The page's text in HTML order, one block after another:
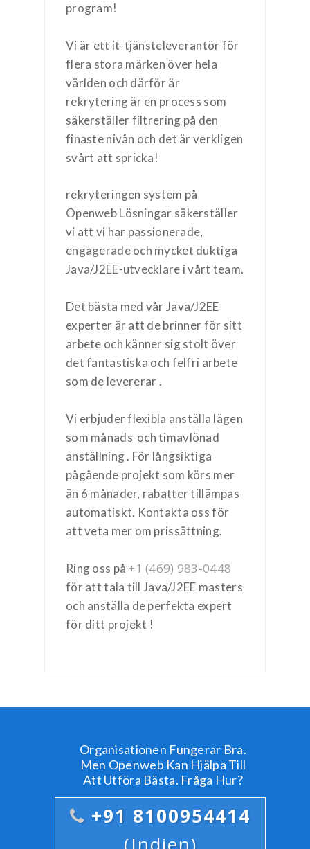
program!
Vi är ett it-tjänsteleverantör för
flera stora märken över hela
världen och därför är
rekrytering är en process som
säkerställer filtrering på den
finaste nivån och det är verkligen
svårt att spricka!
rekryteringen system på
Openweb Lösningar säkerställer
vi att vi har passionerade,
engagerade och mycket duktiga
Java/J2EE-utvecklare i vårt team.
Det bästa med vår Java/J2EE
experter är att de brinner för sitt
arbete och känner sig stolt över
det fantastiska och felfri arbete
som de levererar .
Vi erbjuder flexibla anställa lägen
som månads-och timavlönad
anställning . För långsiktiga
pågående projekt som körs mer
än 6 månader, rabatter tillämpas
automatiskt. Kontakta oss för
att veta mer om prissättning.
Ring oss på +1 (469) 983-0448
för att tala till Java/J2EE masters
och anställa de perfekta expert
för ditt projekt !
Organisationen Fungerar Bra.
Men Openweb Kan Hjälpa Till
Att Utföra Bästa. Fråga Hur?
+91 8100954414